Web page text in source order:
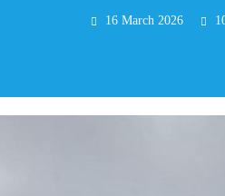
16 March 2026